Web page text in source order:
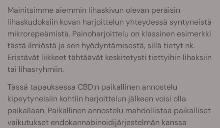
Mainitsimme aiemmin lihaskivun olevan peräisin
lihaskudoksiin kovan harjoittelun yhteydessä syntyneistä
mikrorepeämistä. Painoharjoittelu on klassinen esimerkki
tästä ilmiöstä ja sen hyödyntämisestä, sillä tietyt nk.
Eristävät liikkeet tähtäävät keskitetysti tiettyihin lihaksiin
tai lihasryhmiin.
Tässä tapauksessa CBD:n paikallinen annostelu
kipeytyneisiin kohtiin harjoittelun jälkeen voisi olla
paikallaan. Paikallinen annostelu mahdollistaa paikalliset
vaikutukset endokannabinoidijärjestelmän kanssa